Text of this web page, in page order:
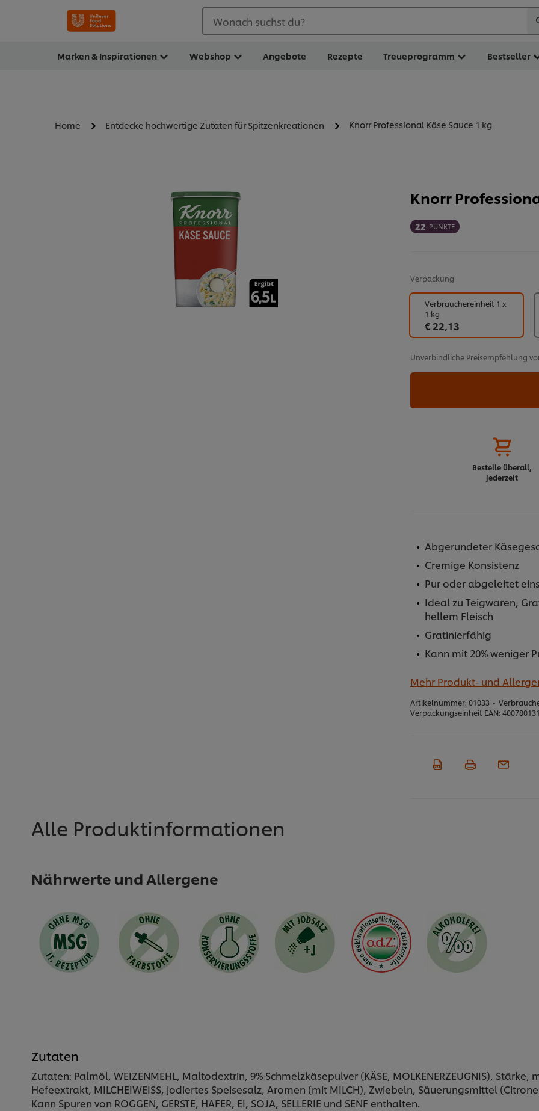
Wonach suchst du?
Marken & Inspirationen Webshop Angebote Rezepte Treueprogramm Bestseller
Home Entdecke hochwertige Zutaten für Spitzenkreationen Knorr Professional Käse Sauce 1 kg
Knorr
22 PUNKTE
Verpackung
Verbrauchereinheit 1 x
1 kg
€ 22,13
Unverbindliche Preisempfehlung
Bestelle überall,
jederzeit
Abgerundeter
Cremige Konsistenz
Pur oder abgeleitet
Ideal zu Teigwaren,
hellem Fleisch
Gratinierfähig
Kann mit 20% weniger
Mehr Produkt- und
Artikelnummer: 01033 •
Verpackungseinheit EAN:
Alle Produktinformationen
Nährwerte und Allergene
Zutaten
Zutaten: Palmöl, WEIZENMEHL, Maltodextrin, 9% Schmelzkäsepulver (KÄSE, MOLKENERZEUGNIS), Stärke,
Hefeextrakt, MILCHEIWEISS, jodiertes Speisesalz, Aromen (mit MILCH), Zwiebeln, Säuerungsmittel
Kann Spuren von ROGGEN, GERSTE, HAFER, EI, SOJA, SELLERIE und SENF enthalten.